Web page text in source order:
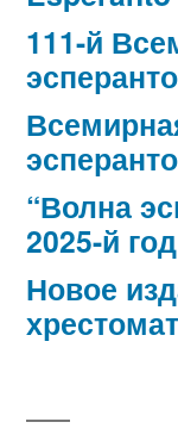
111-й
“Волна
2025-й год
Новое